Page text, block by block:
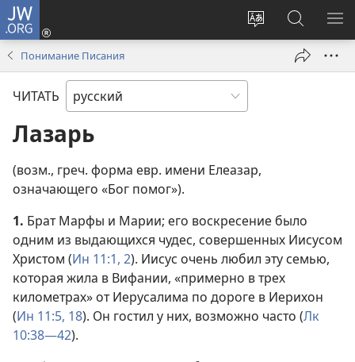
JW.ORG
Изменить
Войти
(открывается
окне)
Поиск
по
jw.org
Понимание Писания
ЧИТАТЬ
Лазарь
(возм., греч. форма евр. имени Елеазар,
означающего «Бог помог»).
1. Брат Марфы и Марии; его воскресение было
одним из выдающихся чудес, совершенных Иисусом
Христом (Ин 11:1, 2). Иисус очень любил эту семью,
которая жила в Вифании, «примерно в трех
километрах» от Иерусалима по дороге в Иерихон
(Ин 11:5, 18). Он гостил у них, возможно часто (Лк
10:38—42).